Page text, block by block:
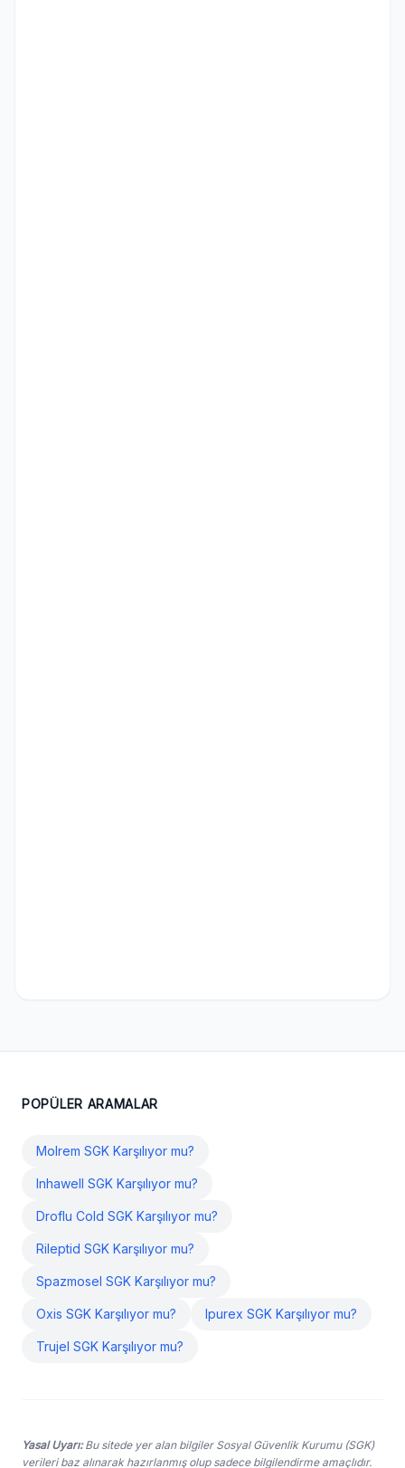
POPÜLER ARAMALAR
Molrem SGK Karşılıyor mu?
Inhawell SGK Karşılıyor mu?
Droflu Cold SGK Karşılıyor mu?
Rileptid SGK Karşılıyor mu?
Spazmosel SGK Karşılıyor mu?
Oxis SGK Karşılıyor mu? Ipurex SGK Karşılıyor mu?
Trujel SGK Karşılıyor mu?
Yasal Uyarı:Bu sitede yer alan bilgiler Sosyal Güvenlik Kurumu (SGK)
verileri baz alınarak hazırlanmış olup sadece bilgilendirme amaçlıdır.